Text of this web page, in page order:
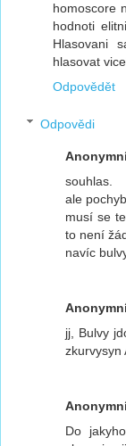
homoscore
hodnoti
Hlasovani
hlasovat
Odpovědět
Odpovědi
souhlas.
ale
musí se
to není
navíc
jj, Bulvy
zkurvysyn
Do